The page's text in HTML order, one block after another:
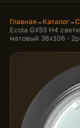
Главная → Каталог→
Ecola GX53 H4
матовый 38x106 -